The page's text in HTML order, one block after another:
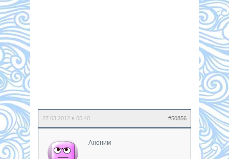
27.03.2012 в 05:40 #50856
Аноним